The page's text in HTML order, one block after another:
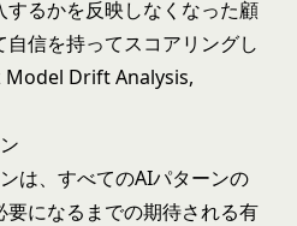
るかを反映しなくなった顧
信を持ってスコアリングし
Model Drift Analysis,
は、すべてのAIパターンの
になるまでの期待される有